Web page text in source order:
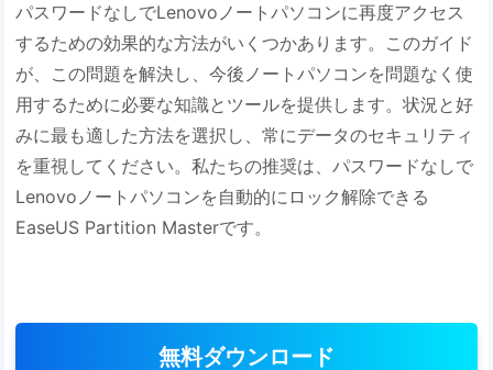
パスワードなしでLenovoノートパソコンに再度アクセス
するための効果的な方法がいくつかあります。このガイド
が、この問題を解決し、今後ノートパソコンを問題なく使
用するために必要な知識とツールを提供します。状況と好
みに最も適した方法を選択し、常にデータのセキュリティ
を重視してください。私たちの推奨は、パスワードなしで
Lenovoノートパソコンを自動的にロック解除できる
EaseUS Partition Masterです。
無料ダウンロード